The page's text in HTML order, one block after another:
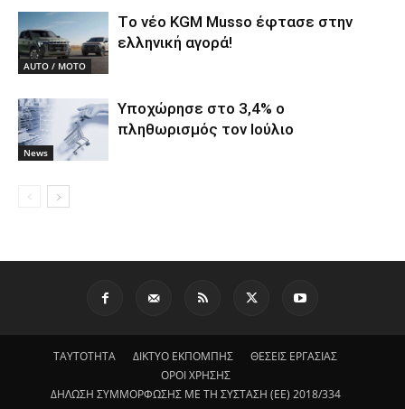
AUTO / MOTO
Tο νέο KGM Musso έφτασε στην
ελληνική αγορά!
News
Υποχώρησε στο 3,4% ο
πληθωρισμός τον Ιούλιο
ΤΑΥΤΟΤΗΤΑ ΔΙΚΤΥΟ ΕΚΠΟΜΠΗΣ
ΘΕΣΕΙΣ ΕΡΓΑΣΙΑΣ
ΟΡΟΙ ΧΡΗΣΗΣ
ΔΗΛΩΣΗ ΣΥΜΜΟΡΦΩΣΗΣ ΜΕ ΤΗ ΣΥΣΤΑΣΗ (ΕΕ) 2018/334